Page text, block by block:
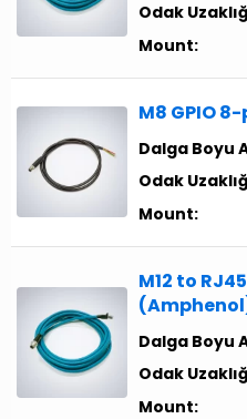
Odak
Mount:
M8 GPIO
Dalga Boyu
Odak
Mount:
M12 to
Dalga Boyu
Odak
Mount: